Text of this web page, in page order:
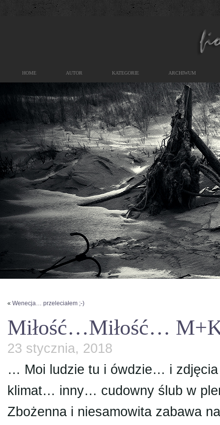
HOME AUTOR KATEGORIE ARCHIWUM
« Wenecja… przeleciałem ;-)
Miłość…Miłość…
23 stycznia, 2018
… Moi ludzie tu i ówdzie… i
klimat… inny… cudowny ślub w
Zbożenna i niesamowita zabawa